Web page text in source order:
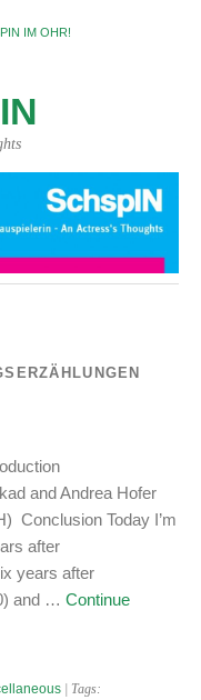
IM OHR!
and Andrea Hofer
Conclusion Today I’m
after
years after
and … Continue
| Tags: